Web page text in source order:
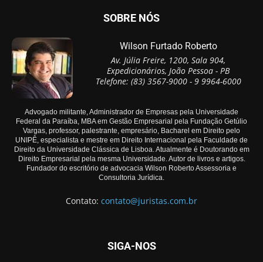
SOBRE NÓS
Wilson Furtado Roberto
Av. Júlia Freire, 1200, Sala 904,
Expedicionários, João Pessoa - PB
Telefone: (83) 3567-9000 - 9 9964-6000
Advogado militante, Administrador de Empresas pela Universidade
Federal da Paraíba, MBA em Gestão Empresarial pela Fundação Getúlio
Vargas, professor, palestrante, empresário, Bacharel em Direito pelo
UNIPÊ, especialista e mestre em Direito Internacional pela Faculdade de
Direito da Universidade Clássica de Lisboa. Atualmente é Doutorando em
Direito Empresarial pela mesma Universidade. Autor de livros e artigos.
Fundador do escritório de advocacia Wilson Roberto Assessoria e
Consultoria Jurídica.
Contato: contato@juristas.com.br
SIGA-NOS